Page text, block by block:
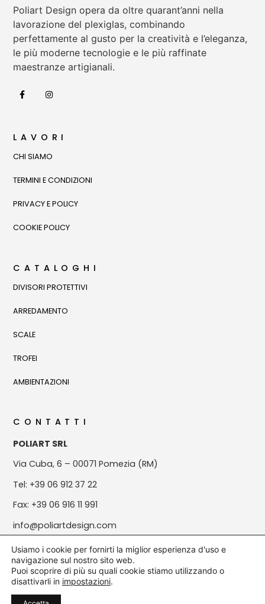
Poliart Design opera da oltre quarant’anni nella
lavorazione del plexiglas, combinando
perfettamente al gusto per la creatività e l’eleganza,
le più moderne tecnologie e le più raffinate
maestranze artigianali.
LAVORI
CHI SIAMO
TERMINI E CONDIZIONI
PRIVACY E POLICY
COOKIE POLICY
CATALOGHI
DIVISORI PROTETTIVI
ARREDAMENTO
SCALE
TROFEI
AMBIENTAZIONI
CONTATTI
POLIART SRL
Via Cuba, 6 – 00071 Pomezia (RM)
Tel: +39 06 912 37 22
Fax: +39 06 916 11 991
info@poliartdesign.com
© All rights reserved | P.Iva: 08820881004
Usiamo i cookie per fornirti la miglior esperienza d'uso e
navigazione sul nostro sito web.
Puoi scoprire di più su quali cookie stiamo utilizzando o
disattivarli in impostazioni.